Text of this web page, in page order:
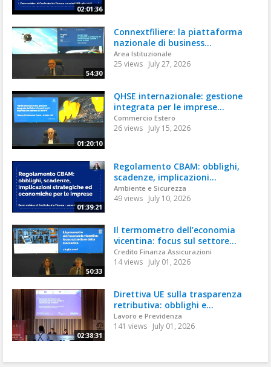
02:01:36
54:30
Connextfiliere: la piattaforma
nazionale di business...
Area Istituzionale
25 views July 27, 2026
01:20:10
QHSE internazionale: gestione
integrata per le imprese...
Commercio Estero
26 views July 15, 2026
01:39:21
Regolamento CBAM: obblighi,
scadenze, implicazioni...
Ambiente e Sicurezza
49 views July 10, 2026
50:33
Il termometro dell’economia
vicentina: focus sul settore...
Credito Finanza Assicurazioni
14 views July 01, 2026
02:38:31
Direttiva UE sulla trasparenza
retributiva: obblighi e...
Lavoro e Previdenza
141 views July 01, 2026